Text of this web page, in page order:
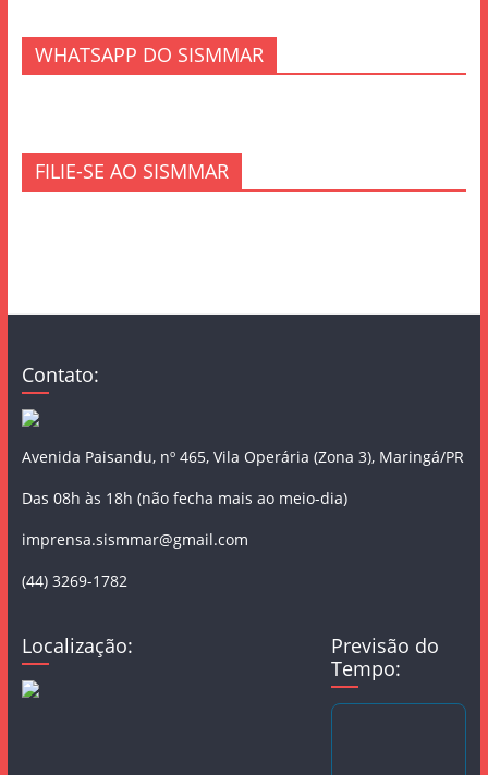
WHATSAPP DO SISMMAR
FILIE-SE AO SISMMAR
Contato:
Avenida Paisandu, nº 465, Vila Operária (Zona 3), Maringá/PR
Das 08h às 18h (não fecha mais ao meio-dia)
imprensa.sismmar@gmail.com
(44) 3269-1782
Localização:
Previsão do
Tempo: